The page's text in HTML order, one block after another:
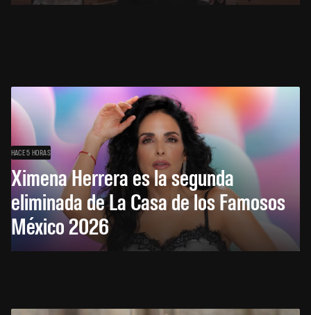
HACE 5 HORAS
Ximena Herrera es la segunda
eliminada de La Casa de los Famosos
México 2026